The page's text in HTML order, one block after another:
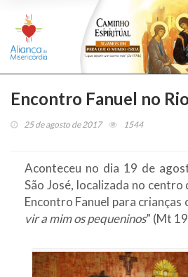
Encontro Fanuel no
25 de agosto de 2017 1544
Aconteceu no dia 19 de
São José, localizada no centro
Encontro Fanuel para crianças
vir a mim os pequeninos” (Mt